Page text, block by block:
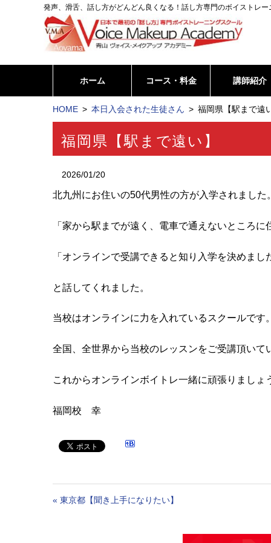
発声、滑舌、話し方がどんどん良くなる！話し方専門のボイストレー
ホーム コース・料金 講師紹介
HOME 本日入会された生徒さん 福岡県【駅まで遠
福岡県【駅まで遠い】
2026/01/20
北九州にお住いの50代男性の方が入学されました
「家から駅までが遠く、電車で通えないところに
「オンラインで受講できると知り入学を決めまし
と話してくれました。
当校はオンラインに力を入れているスクールです
全国、全世界から当校のレッスンをご受講頂いて
これからオンラインボイトレ一緒に頑張りましょ
福岡校 幸
« 東京都【聞き上手になりたい】